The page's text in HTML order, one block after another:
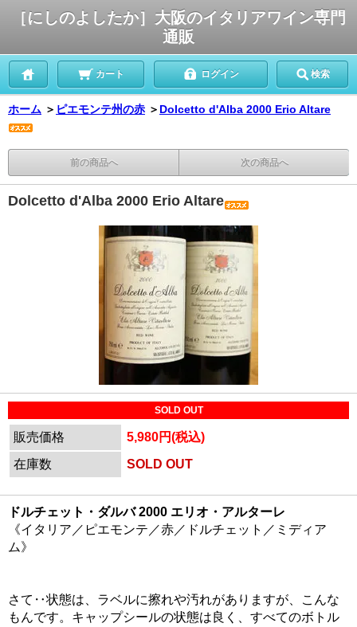
［にしのよしたか］大阪のイタリアワイン専門
通販
カート ログイン 検索
ホーム ＞ ピエモンテ州の赤 ＞ Dolcetto d'Alba 2000 Erio Altare
前の商品へ 次の商品へ
Dolcetto d'Alba 2000 Erio Altare
SOLD OUT
販売価格
5,980円(税込)
在庫数
SOLD OUT
ドルチェット・ダルバ 2000 エリオ・アルターレ
《イタリア／ピエモンテ／赤／ドルチェット／ミディア
ム》
さて‥状態は、ラベルに擦れや汚れがありますが、こんな
もんです。キャップシールの状態は良く、すべてのボトル